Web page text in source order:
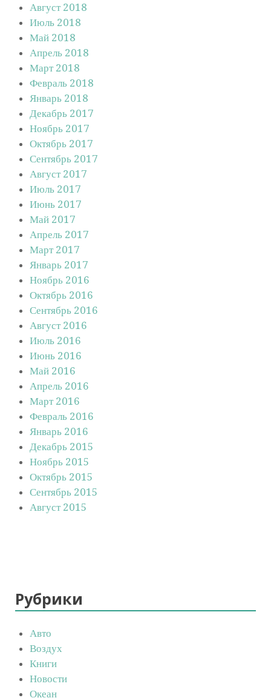
Август 2018
Июль 2018
Май 2018
Апрель 2018
Март 2018
Февраль 2018
Январь 2018
Декабрь 2017
Ноябрь 2017
Октябрь 2017
Сентябрь 2017
Август 2017
Июль 2017
Июнь 2017
Май 2017
Апрель 2017
Март 2017
Январь 2017
Ноябрь 2016
Октябрь 2016
Сентябрь 2016
Август 2016
Июль 2016
Июнь 2016
Май 2016
Апрель 2016
Март 2016
Февраль 2016
Январь 2016
Декабрь 2015
Ноябрь 2015
Октябрь 2015
Сентябрь 2015
Август 2015
Рубрики
Авто
Воздух
Книги
Новости
Океан